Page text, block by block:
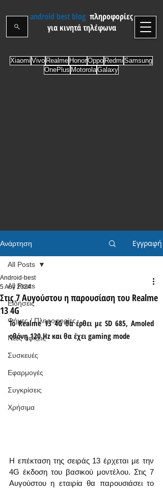
android best blog πληροφορίες
για κινητά τηλέφωνα
Xiaomi Vivo Realme HonorOppo Redmi Samsung
OnePlus MotorolaGalaxy
Ανάρτηση Εγγραφή
All Posts
Ειδήσεις
Φήμες / Πληροφορίες
Νέες αφίξεις
Συσκευές
Εφαρμογές
Συγκρίσεις
Χρήσιμα
All Posts
Στις 7 Αυγούστου η παρουσίαση του Realme
13 4G
Android-best
5 Αυγ 2024
Το Realme 13 4G θα έρθει με SD 685, Amoled
οθόνη 120 Hz και θα έχει gaming mode
Η επέκταση της σειράς 13 έρχεται με την
4G έκδοση του βασικού μοντέλου. Στις 7
Αυγούστου η εταιρία θα παρουσιάσει το